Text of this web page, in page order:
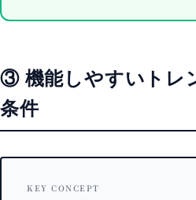
③ 機能しやすいトレ
条件
KEY CONCEPT